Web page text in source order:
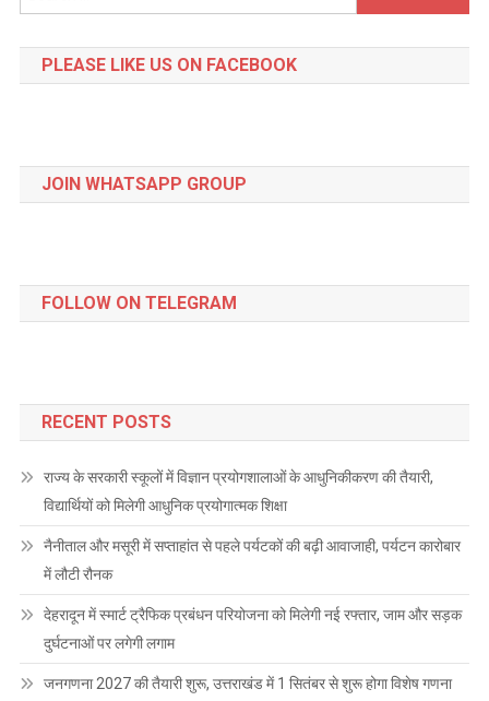
for:
PLEASE LIKE US ON FACEBOOK
JOIN WHATSAPP GROUP
FOLLOW ON TELEGRAM
RECENT POSTS
राज्य के सरकारी स्कूलों में विज्ञान प्रयोगशालाओं के आधुनिकीकरण की तैयारी,
विद्यार्थियों को मिलेगी आधुनिक प्रयोगात्मक शिक्षा
नैनीताल और मसूरी में सप्ताहांत से पहले पर्यटकों की बढ़ी आवाजाही, पर्यटन कारोबार
में लौटी रौनक
देहरादून में स्मार्ट ट्रैफिक प्रबंधन परियोजना को मिलेगी नई रफ्तार, जाम और सड़क
दुर्घटनाओं पर लगेगी लगाम
जनगणना 2027 की तैयारी शुरू, उत्तराखंड में 1 सितंबर से शुरू होगा विशेष गणना